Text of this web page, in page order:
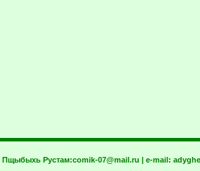
Пщыбыхь Рустам:comik-07@mail.ru | e-mail: